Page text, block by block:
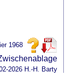
1968
2026 H.-H. Barty